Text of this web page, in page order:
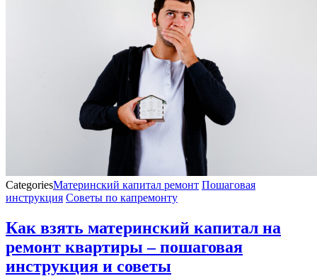
CategoriesМатеринский капитал ремонт Пошаговая
инструкция Советы по капремонту
Как взять материнский капитал на
ремонт квартиры – пошаговая
инструкция и советы